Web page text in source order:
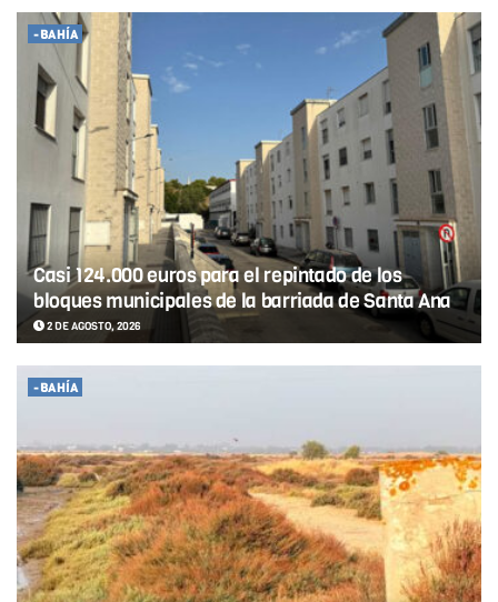
-BAHÍA
Casi 124.000 euros para el repintado de los
bloques municipales de la barriada de Santa Ana
2 DE AGOSTO, 2026
-BAHÍA